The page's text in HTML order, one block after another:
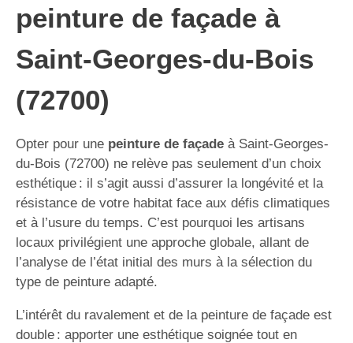
peinture de façade à
Saint-Georges-du-Bois
(72700)
Opter pour une peinture de façade à Saint-Georges-
du-Bois (72700) ne relève pas seulement d’un choix
esthétique : il s’agit aussi d’assurer la longévité et la
résistance de votre habitat face aux défis climatiques
et à l’usure du temps. C’est pourquoi les artisans
locaux privilégient une approche globale, allant de
l’analyse de l’état initial des murs à la sélection du
type de peinture adapté.
L’intérêt du ravalement et de la peinture de façade est
double : apporter une esthétique soignée tout en